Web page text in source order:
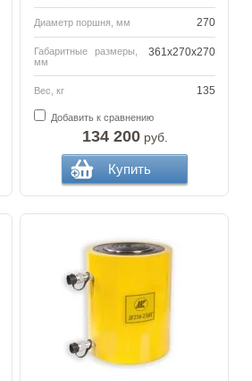
Диаметр поршня, мм 270
Габаритные размеры,
мм
361x270x270
Вес, кг 135
Добавить к сравнению
134 200руб.
Купить